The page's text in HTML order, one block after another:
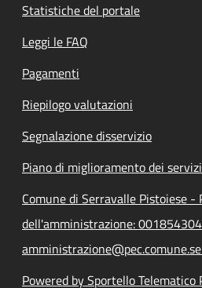
Statistiche del portale
Leggi le FAQ
Pagamenti
Riepilogo valutazioni
Segnalazione disservizio
Piano di miglioramento dei servizi
Comune di Serravalle Pistoiese -
dell'amministrazione:
Powered by Sportello Telematico